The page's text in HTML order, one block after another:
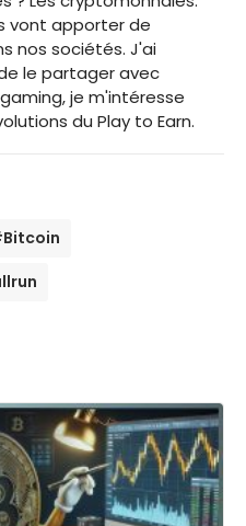
vont apporter de
nos sociétés. J'ai
le partager avec
je m'intéresse
du Play to Earn.